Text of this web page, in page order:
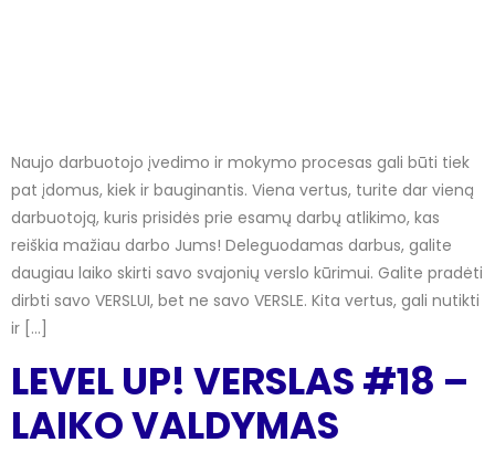
Naujo darbuotojo įvedimo ir mokymo procesas gali būti tiek
pat įdomus, kiek ir bauginantis. Viena vertus, turite dar vieną
darbuotoją, kuris prisidės prie esamų darbų atlikimo, kas
reiškia mažiau darbo Jums! Deleguodamas darbus, galite
daugiau laiko skirti savo svajonių verslo kūrimui. Galite pradėti
dirbti savo VERSLUI, bet ne savo VERSLE. Kita vertus, gali nutikti
ir […]
LEVEL UP! VERSLAS #18 –
LAIKO VALDYMAS